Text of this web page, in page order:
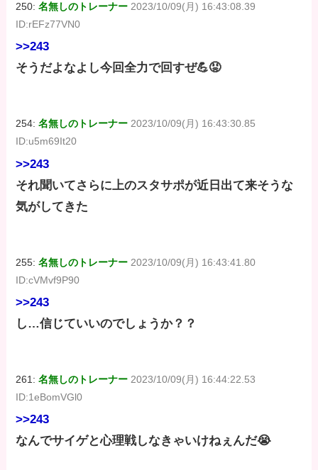
250:名無しのトレーナー 2023/10/09(月) 16:43:08.39
ID:rEFz77VN0
>>243
そうだよなよし今回全力で回すぜ💪😡
254:名無しのトレーナー 2023/10/09(月) 16:43:30.85
ID:u5m69It20
>>243
それ聞いてさらに上のスタサポが近日出て来そうな
気がしてきた
255:名無しのトレーナー 2023/10/09(月) 16:43:41.80
ID:cVMvf9P90
>>243
し…信じていいのでしょうか？？
261:名無しのトレーナー 2023/10/09(月) 16:44:22.53
ID:1eBomVGl0
>>243
なんでサイゲと心理戦しなきゃいけねぇんだ😭